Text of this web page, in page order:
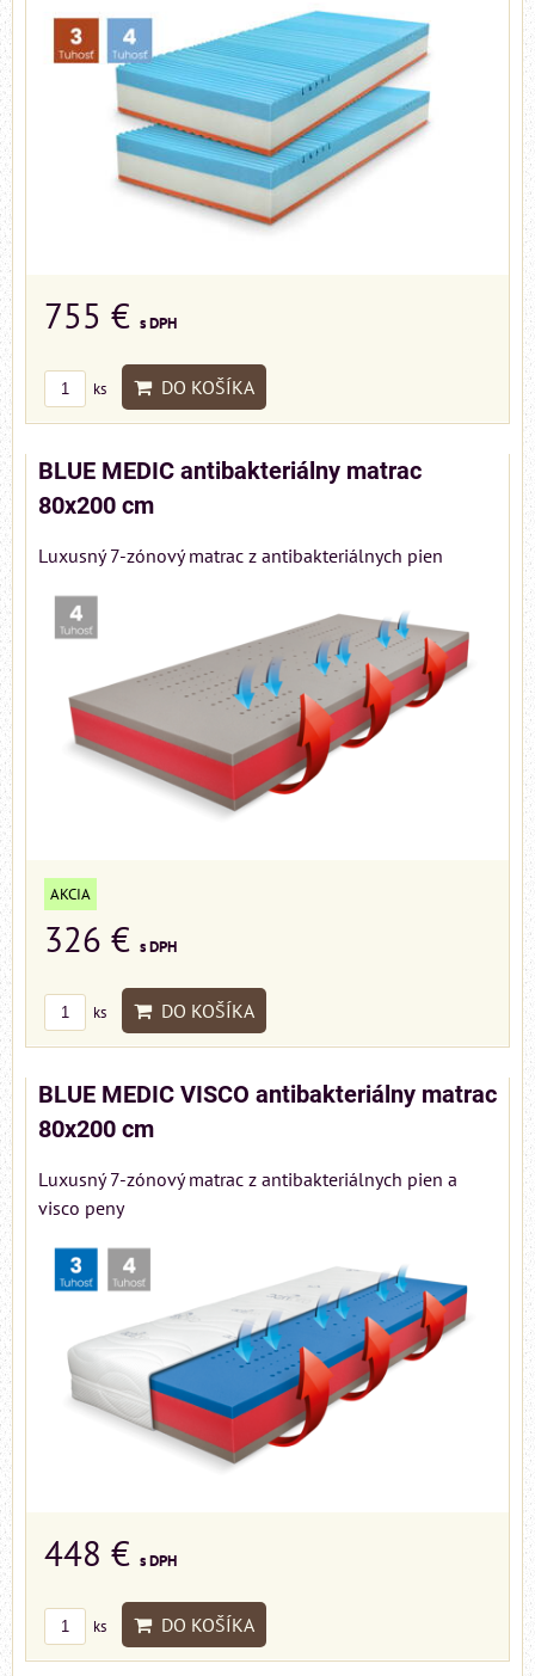
755 € s DPH
ks DO KOŠÍKA
BLUE MEDIC antibakteriálny matrac
80x200 cm
Luxusný 7-zónový matrac z antibakteriálnych pien
AKCIA
326 € s DPH
ks DO KOŠÍKA
BLUE MEDIC VISCO antibakteriálny matrac
80x200 cm
Luxusný 7-zónový matrac z antibakteriálnych pien a
visco peny
448 € s DPH
ks DO KOŠÍKA